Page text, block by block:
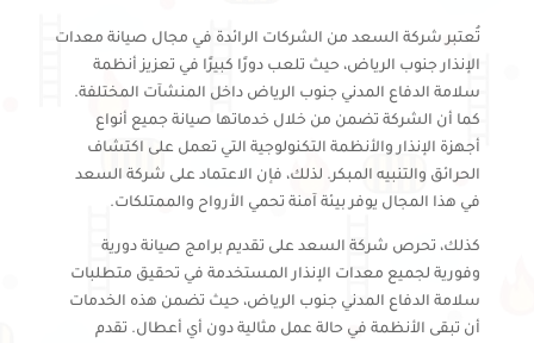
تُعتبر شركة السعد من الشركات الرائدة في مجال صيانة معدات
الإنذار جنوب الرياض، حيث تلعب دورًا كبيرًا في تعزيز أنظمة
سلامة الدفاع المدني جنوب الرياض داخل المنشآت المختلفة.
كما أن الشركة تضمن من خلال خدماتها صيانة جميع أنواع
أجهزة الإنذار والأنظمة التكنولوجية التي تعمل على اكتشاف
الحرائق والتنبيه المبكر. لذلك، فإن الاعتماد على شركة السعد
في هذا المجال يوفر بيئة آمنة تحمي الأرواح والممتلكات.
كذلك، تحرص شركة السعد على تقديم برامج صيانة دورية
وفورية لجميع معدات الإنذار المستخدمة في تحقيق متطلبات
سلامة الدفاع المدني جنوب الرياض، حيث تضمن هذه الخدمات
أن تبقى الأنظمة في حالة عمل مثالية دون أي أعطال. تقدم